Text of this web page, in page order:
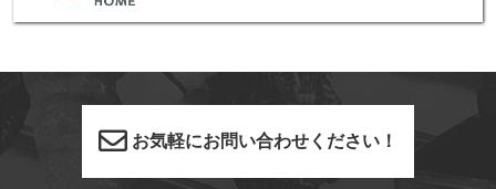
お気軽にお問い合わせください！